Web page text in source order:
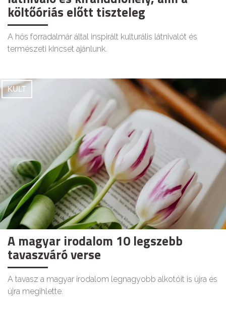
költőóriás előtt tiszteleg
A hős forradalmár által inspirált kulturális látnivalót és
természeti kincset ajánlunk.
KULT
A magyar irodalom 10 legszebb
tavaszváró verse
A tavasz a magyar irodalom legnagyobb alkotóit is újra és
újra megihlette.